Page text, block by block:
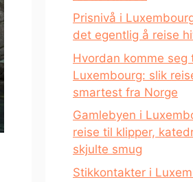
Prisnivå i
det egentlig å reise
Hvordan komme seg
Luxembourg: slik
smartest fra Norge
Gamlebyen i
reise til klipper,
skjulte smug
Stikkontakter i